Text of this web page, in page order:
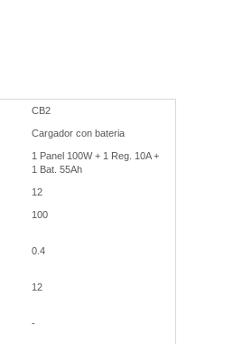
CB2
Cargador con bateria
1 Panel 100W + 1 Reg. 10A +
1 Bat. 55Ah
12
100
0.4
12
-